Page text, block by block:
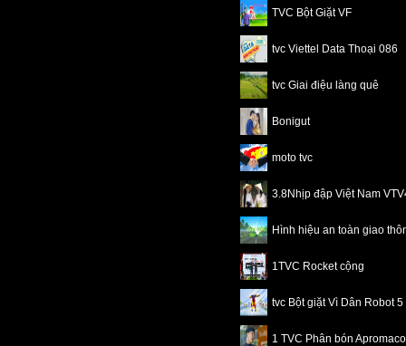
TVC Bột Giặt VF
tvc Viettel Data Thoại 086
tvc Giai điệu làng quê
Bonigut
moto tvc
3.8Nhịp đập Việt Nam
Hình hiệu an toàn giao
1TVC Rocket cộng
tvc Bột giặt Vì Dân Robot 5
1 TVC Phân bón Apromaco